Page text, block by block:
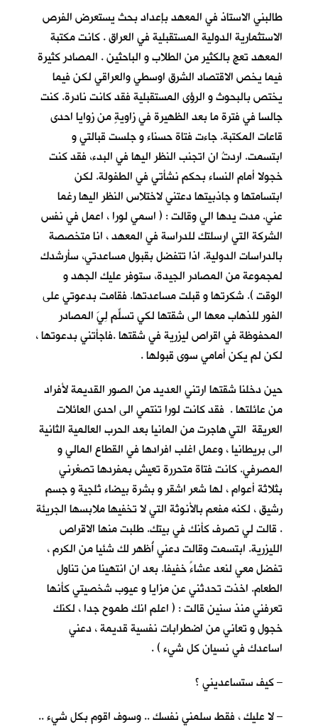
طالبني الاستاذ في المعهد بإعداد بحث يستعرض الفرص
الاستثمارية الدولية المستقبلية في العراق . كانت مكتبة
المعهد تعج بالكثير من الطلاب و الباحثين . المصادر كثيرة
فيما يخص الاقتصاد الشرق اوسطي والعراقي لكن فيما
يختص بالبحوث و الرؤى المستقبلية فقد كانت نادرة. كنت
جالسا في فترة ما بعد الظهيرة في زاويةٍ من زوايا احدى
قاعات المكتبة. جاءت فتاة حسناء و جلست قبالتي و
ابتسمت. اردتُ ان اتجنب النظر اليها في البدء، فقد كنت
خجولا أمام النساء بحكم نشأتي في الطفولة. لكن
ابتسامتها و جاذبيتها دعتني لاختلاس النظر اليها رغما
عني. مدت يدها الي وقالت : ( اسمي لورا ، اعمل في نفس
الشركة التي ارسلتك للدراسة في المعهد ، انا متخصصة
بالدراسات الدولية. اذا تتفضل بقبول مساعدتي، سأرشدك
لمجموعة من المصادر الجيدة، ستوفر عليك الجهد و
الوقت ). شكرتها و قبلت مساعدتها. فقامت بدعوتي على
الفور للذهاب معها الى شقتها لكي تسلِّم لِيَ المصادر
المحفوظة في اقراص ليزرية في شقتها .فاجأتني بدعوتها ،
لكن لم يكن أمامي سوى قبولها .
حين دخلنا شقتها ارتني العديد من الصور القديمة لأفراد
من عائلتها . فقد كانت لورا تنتمي الى احدى العائلات
العريقة التي هاجرت من المانيا بعد الحرب العالمية الثانية
الى بريطانيا ، وعمل اغلب افرادها في القطاع المالي و
المصرفي. كانت فتاة متحررة تعيش بمفردها تصغرني
بثلاثة أعوام ، لها شعر اشقر و بشرة بيضاء ثلجية و جسم
رشيق ، لكنه مفعم بالأنوثة التي لا تخفيها ملابسها الجريئة
. قالت لي تصرف كأنك في بيتك. طلبت منها الاقراص
الليزرية. ابتسمت وقالت دعني أُظهر لك شئيا من الكرم ،
تفضل معي لنعد عشاءً خفيفا. بعد ان انتهينا من تناول
الطعام. اخذت تحدثني عن مزايا و عيوب شخصيتي كأنها
تعرفني منذ سنين قالت : ( اعلم انك طموح جدا ، لكنك
خجول و تعاني من اضطرابات نفسية قديمة ، دعني
اساعدك في نسيان كل شيء ) .
– كيف ستساعديني ؟
– لا عليك ، فقط سلمني نفسك .. وسوف اقوم بكل شيء ..